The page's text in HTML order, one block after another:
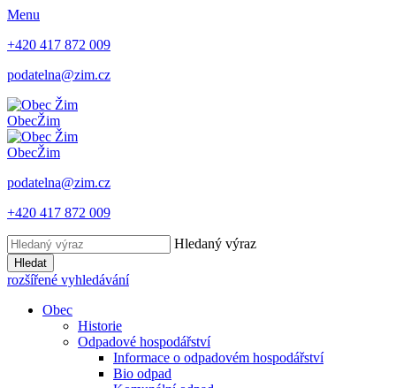
Menu
+420 417 872 009
podatelna@zim.cz
ObecŽim
ObecŽim
podatelna@zim.cz
+420 417 872 009
Hledaný výraz
Hledat
rozšířené vyhledávání
Obec
Historie
Odpadové hospodářství
Informace o odpadovém hospodářství
Bio odpad